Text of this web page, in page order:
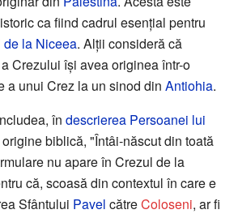
ca fiind cadrul esențial pentru
la Niceea. Alții consideră că
Crezului își avea originea într-o
a unui Crez la un sinod din Antiohia.
în descrierea Persoanei lui
biblică, "Întâi-născut din toată
nu apare în Crezul de la
că, scoasă din contextul în care e
Sfântului Pavel cătreColoseni, ar fi